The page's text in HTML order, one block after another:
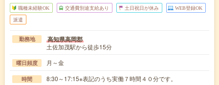
職種未経験OK 交通費別途支給あり 土日祝日が休み WEB登録OK
派遣
勤務地 高知県高岡郡
土佐加茂駅から徒歩15分
曜日頻度 月～金
時間 8:30～17:15※表記のうち実働７時間４０分です。